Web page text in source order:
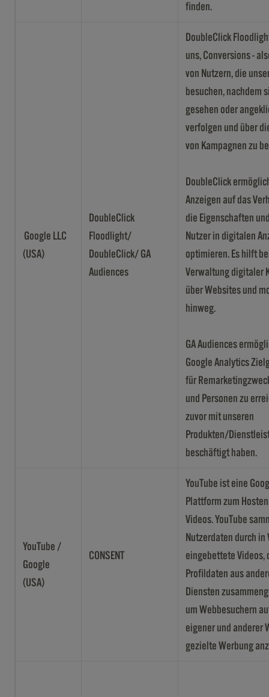
finden.
Google LLC
(USA)
DoubleClick
Floodlight/
DoubleClick/ GA
Audiences
DoubleClick
uns, Conversions -
von Nutzern, die
besuchen, nachdem
gesehen oder
verfolgen und über
von Kampagnen zu
DoubleClick
Anzeigen auf das
die Eigenschaften
Nutzer in digitalen
optimieren. Es hilft
Verwaltung digitaler
über Websites und
hinweg.
GA Audiences
Google Analytics
für
und Personen zu
zuvor mit unseren
Produkten/
beschäftigt haben.
YouTube /
Google
(USA)
CONSENT
YouTube ist eine
Plattform zum
Videos. YouTube
Nutzerdaten durch in
eingebettete Videos,
Profildaten aus
Diensten
um Webbesuchern
eigener und anderer
gezielte Werbung